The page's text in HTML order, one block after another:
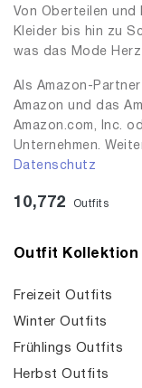
Von Oberteilen und
Kleider bis hin zu
was das Mode
Als Amazon-
Amazon und das
Amazon.com, Inc.
Unternehmen.
Datenschutz
10,772 Outfits
Outfit Kollektion
Freizeit Outfits
Winter Outfits
Frühlings Outfits
Herbst Outfits